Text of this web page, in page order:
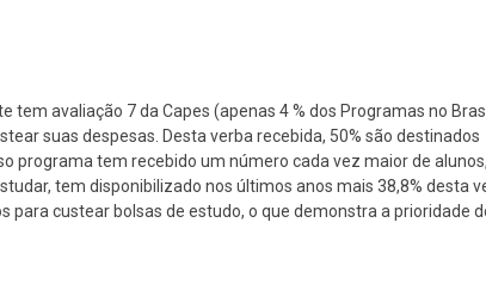
tem avaliação 7 da Capes (apenas 4 % dos Programas no
suas despesas. Desta verba recebida, 50% são destinados
programa tem recebido um número cada vez maior de
tem disponibilizado nos últimos anos mais 38,8% desta
para custear bolsas de estudo, o que demonstra a prioridade